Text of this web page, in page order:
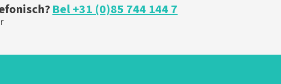
Bel +31 (0)85 744 144 7